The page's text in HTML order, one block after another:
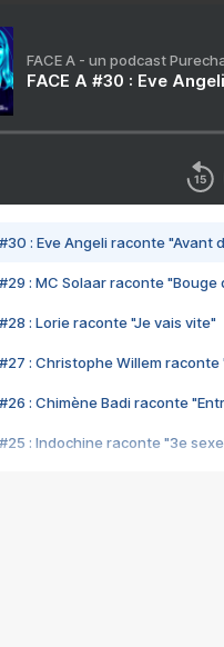
FACE A - un podcast
FACE A #30 : Eve
#30 : Eve Angeli raconte "Avant
#29 : MC Solaar raconte "Bouge
#28 : Lorie raconte "Je vais vite"
#27 : Christophe Willem
#26 : Chimène Badi raconte
#25 : Indochine raconte "3e